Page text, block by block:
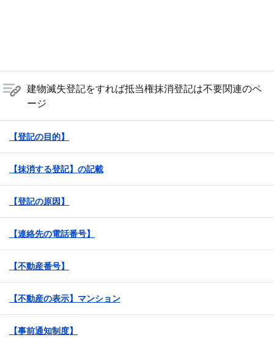
建物滅失登記をすれば抵当権抹消登記は不要関連のペ
ージ
【登記の目的】
【抹消する登記】の記載
【登記の原因】
【連絡先の電話番号】
【不動産番号】
【不動産の表示】マンション
【事前通知制度】